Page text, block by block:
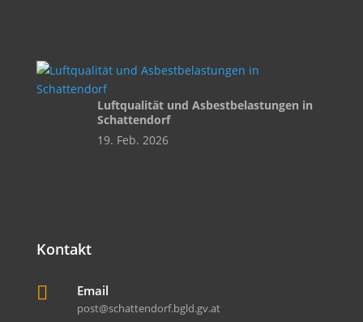
Luftqualität und Asbestbelastungen in
Schattendorf
19. Feb. 2026
Kontakt
 Email
post@schattendorf.bgld.gv.at